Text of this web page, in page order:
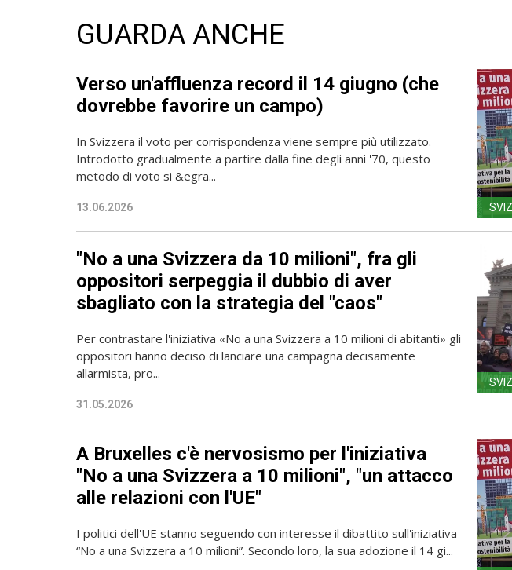
GUARDA ANCHE
Verso un'affluenza record il 14 giugno (che
dovrebbe favorire un campo)
In Svizzera il voto per corrispondenza viene sempre più utilizzato.
Introdotto gradualmente a partire dalla fine degli anni '70, questo
metodo di voto si &egra...
13.06.2026
"No a una Svizzera da 10 milioni", fra gli
oppositori serpeggia il dubbio di aver
sbagliato con la strategia del "caos"
Per contrastare l'iniziativa «No a una Svizzera a 10 milioni di abitanti» gli
oppositori hanno deciso di lanciare una campagna decisamente
allarmista, pro...
31.05.2026
A Bruxelles c'è nervosismo per l'iniziativa
"No a una Svizzera a 10 milioni", "un attacco
alle relazioni con l'UE"
I politici dell'UE stanno seguendo con interesse il dibattito sull'iniziativa
“No a una Svizzera a 10 milioni”. Secondo loro, la sua adozione il 14 gi...